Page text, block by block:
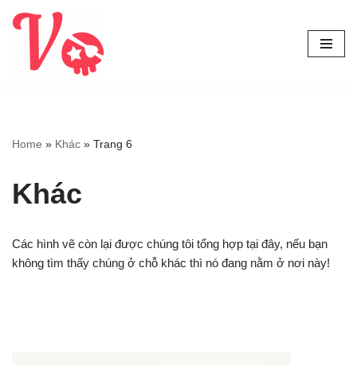
Chuyển
Home » Khác » Trang 6
Khác
Các hình vẽ còn lại được chúng tôi tổng hợp tại đây, nếu bạn
không tìm thấy chúng ở chỗ khác thì nó đang nằm ở nơi này!